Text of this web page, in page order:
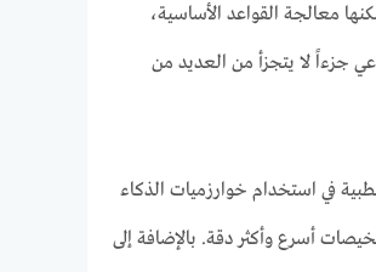
معالجة القواعد الأساسية،
جزءاً لا يتجزأ من العديد من
في استخدام خوارزميات الذكاء
أسرع وأكثر دقة. بالإضافة إلى